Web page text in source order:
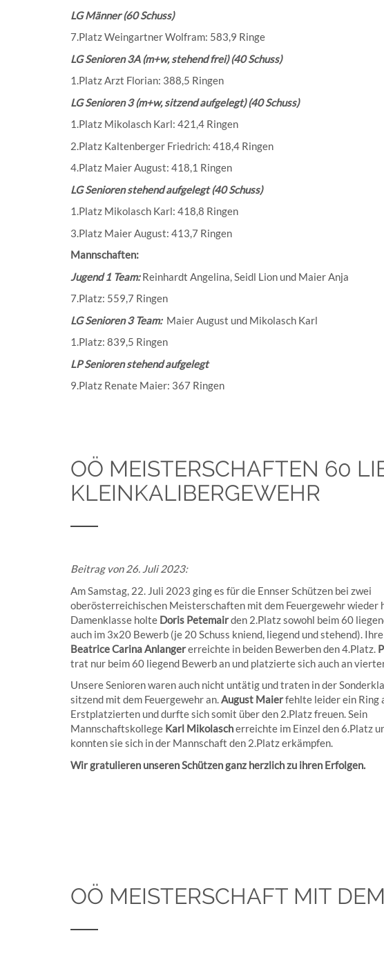
LG Männer (60 Schuss)
7.Platz Weingartner Wolfram: 583,9 Ringe
LG Senioren 3A (m+w, stehend frei) (40 Schuss)
1.Platz Arzt Florian: 388,5 Ringen
LG Senioren 3 (m+w, sitzend aufgelegt) (40 Schuss)
1.Platz Mikolasch Karl: 421,4 Ringen
2.Platz Kaltenberger Friedrich: 418,4 Ringen
4.Platz Maier August: 418,1 Ringen
LG Senioren stehend aufgelegt (40 Schuss)
1.Platz Mikolasch Karl: 418,8 Ringen
3.Platz Maier August: 413,7 Ringen
Mannschaften:
Jugend 1 Team:Reinhardt Angelina, Seidl Lion und Maier Anja
7.Platz: 559,7 Ringen
LG Senioren 3 Team: Maier August und Mikolasch Karl
1.Platz: 839,5 Ringen
LP Senioren stehend aufgelegt
9.Platz Renate Maier: 367 Ringen
OÖ MEISTERSCHAFTEN 60
KLEINKALIBERGEWEHR
Beitrag von 26. Juli 2023:
Am Samstag, 22. Juli 2023 ging es für die Ennser Schützen bei zwei
oberösterreichischen Meisterschaften mit dem Feuergewehr wieder
Damenklasse holte Doris Petemairden 2.Platz sowohl beim 60
auch im 3x20 Bewerb (je 20 Schuss kniend, liegend und stehend).
Beatrice Carina Anlangererreichte in beiden Bewerben den 4.Platz.
trat nur beim 60 liegend Bewerb an und platzierte sich auch an
Unsere Senioren waren auch nicht untätig und traten in der
sitzend mit dem Feuergewehr an.August Maierfehlte leider ein Ring
Erstplatzierten und durfte sich somit über den 2.Platz freuen. Sein
Mannschaftskollege Karl Mikolascherreichte im Einzel den 6.Platz
konnten sie sich in der Mannschaft den 2.Platz erkämpfen.
Wir gratulieren unseren Schützen ganz herzlich zu ihren Erfolgen.
OÖ MEISTERSCHAFT MIT